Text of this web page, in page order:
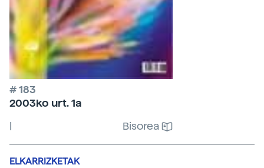
# 183
2003ko urt. 1a
|
Bisorea
ELKARRIZKETAK